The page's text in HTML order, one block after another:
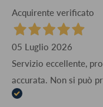
Acquirente verificato
05 Luglio 2026
Servizio eccellente,
accurata. Non si può